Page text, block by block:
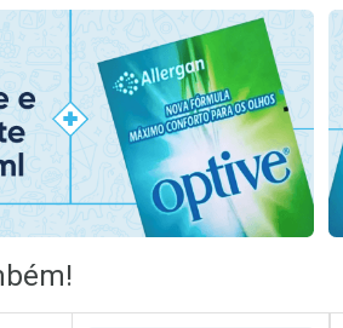
Laboratório
Por Menos